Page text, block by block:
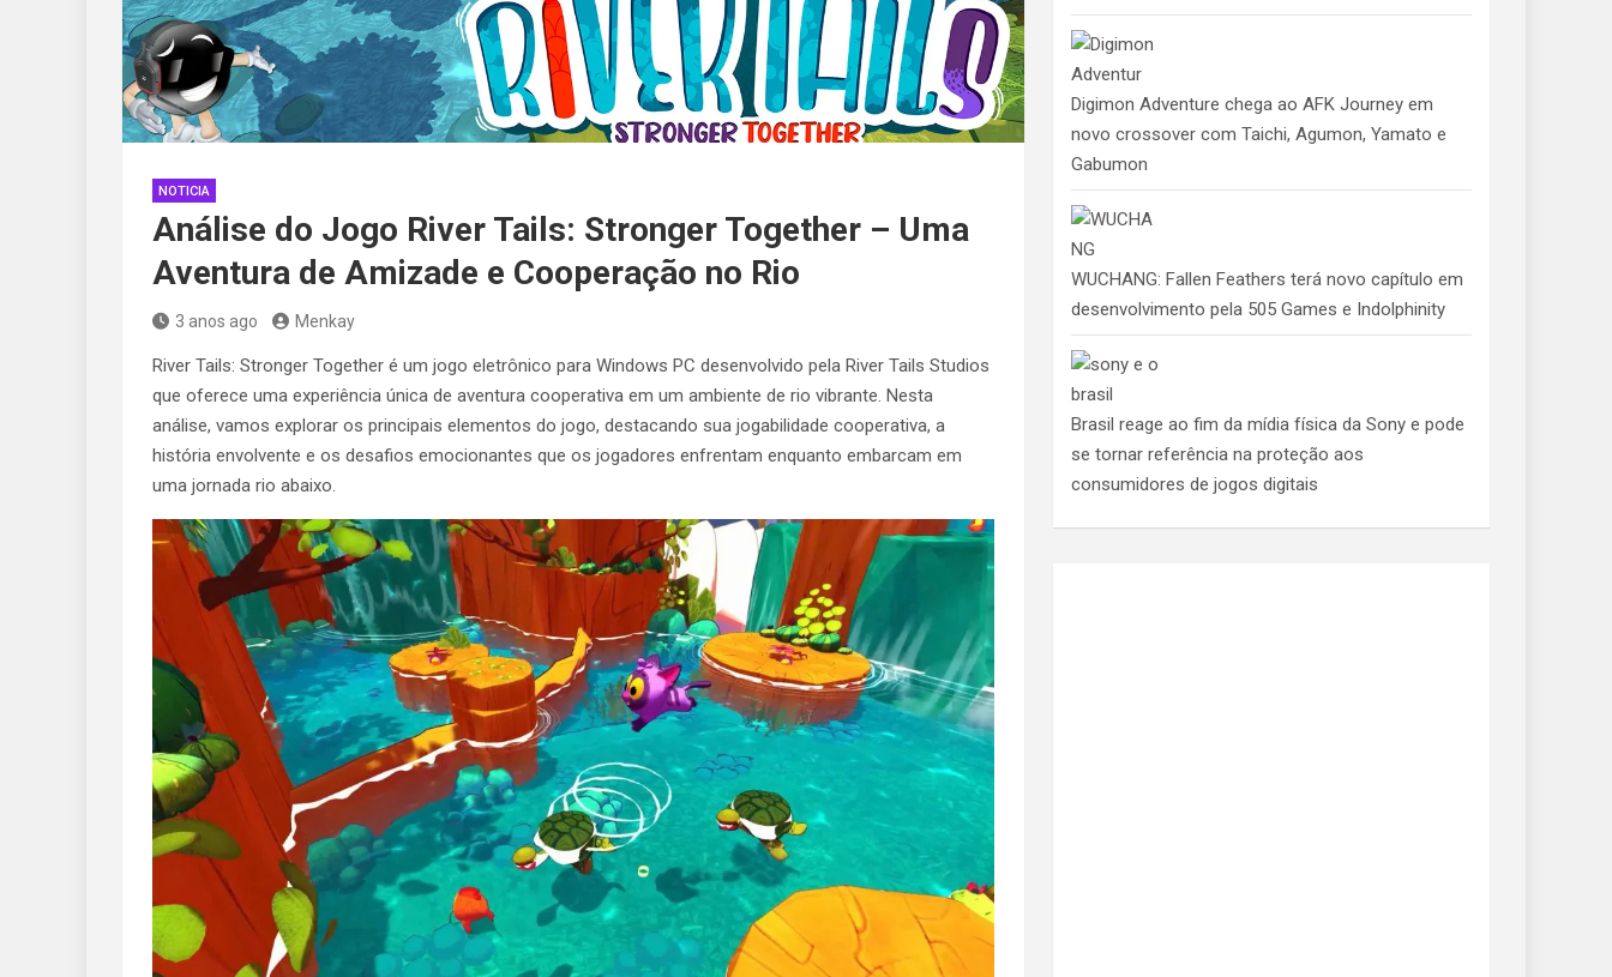
NOTICIA
Análise do Jogo River Tails: Stronger Together – Uma
Aventura de Amizade e Cooperação no Rio
3 anos ago Menkay
River Tails: Stronger Together é um jogo eletrônico para Windows PC desenvolvido pela River Tails Studios
que oferece uma experiência única de aventura cooperativa em um ambiente de rio vibrante. Nesta
análise, vamos explorar os principais elementos do jogo, destacando sua jogabilidade cooperativa, a
história envolvente e os desafios emocionantes que os jogadores enfrentam enquanto embarcam em
uma jornada rio abaixo.
Digimon Adventure chega ao AFK Journey em
novo crossover com Taichi, Agumon, Yamato e
Gabumon
WUCHANG: Fallen Feathers terá novo capítulo em
desenvolvimento pela 505 Games e Indolphinity
Brasil reage ao fim da mídia física da Sony e pode
se tornar referência na proteção aos
consumidores de jogos digitais